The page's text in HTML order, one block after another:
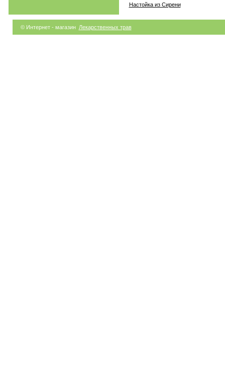
Настойка из Сирени
© Интернет - магазин Лекарственных трав